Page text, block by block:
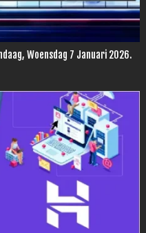
Woensdag 7 Januari 2026.